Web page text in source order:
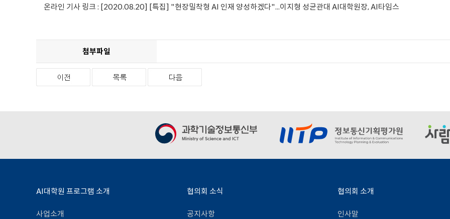
온라인 기사 링크 : [2020.08.20] [특집] "현장밀착형 AI 인재 양성하겠다"...이지형 성균관대 AI대학원장, AI타임스
첨부파일
AI대학원 프로그램 소개
사업소개
협의회 소식
공지사항
협의회 소개
인사말